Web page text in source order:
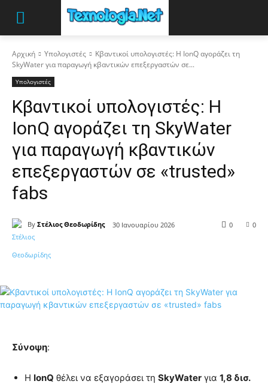
Αρχική Υπολογιστές
Κβαντικοί υπολογιστές: Η IonQ αγοράζει τη
SkyWater για παραγωγή κβαντικών επεξεργαστών σε...
Υπολογιστές
Κβαντικοί υπολογιστές: Η
IonQ αγοράζει τη SkyWater
για παραγωγή κβαντικών
επεξεργαστών σε «trusted»
fabs
By Στέλιος Θεοδωρίδης 30 Ιανουαρίου 2026 0
0
Σύνοψη:
Η IonQ θέλει να εξαγοράσει τη SkyWater για 1,8 δισ.